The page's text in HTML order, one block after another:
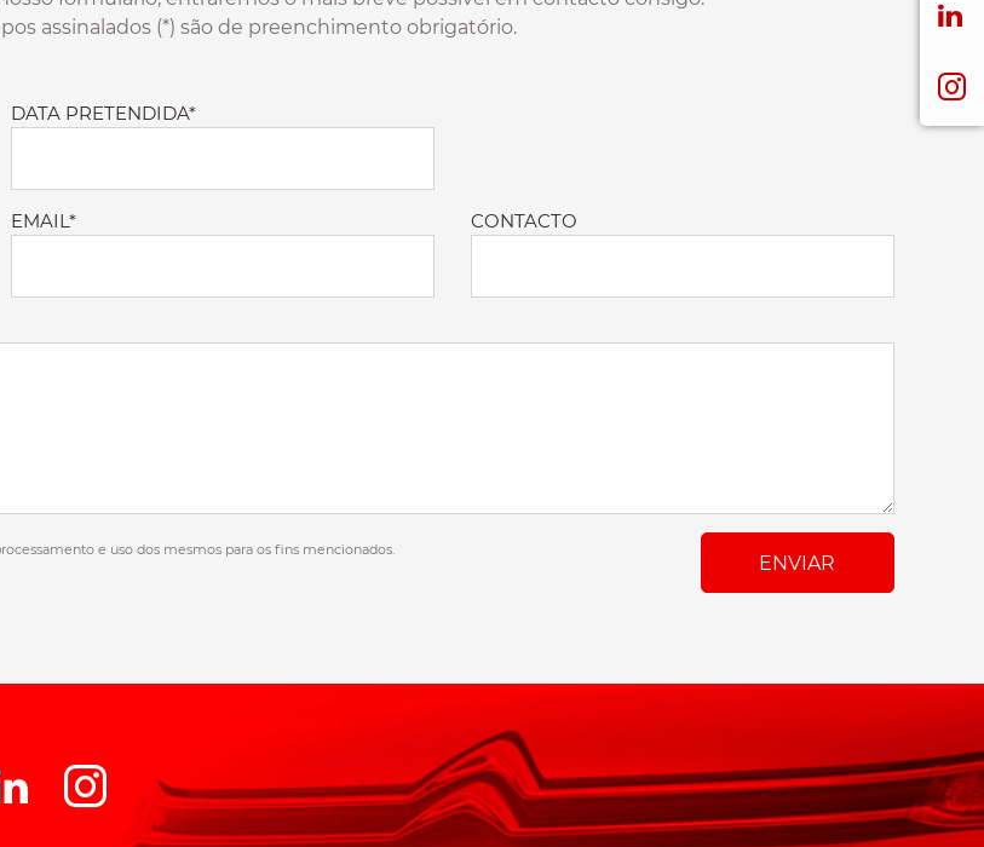
assinalados (*) são de preenchimento obrigatório.
DATA PRETENDIDA*
EMAIL* CONTACTO
e uso dos mesmos para os fins mencionados.